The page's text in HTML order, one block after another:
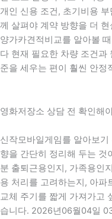
개인 신용 조건, 초기비용
께 살펴야 계약 방향을 더
양가카견적비교를 알아볼
다 현재 필요한 차량 조건과
준을 세우는 편이 훨씬 안정
영화저장소 상담 전 확인해
신작모바일게임를 알아보
향을 간단히 정리해 두는
분 출퇴근용인지, 가족용인
용 처리를 고려하는지, 아파
교체 주기를 짧게 가져가고
습니다. 2026년06월04일